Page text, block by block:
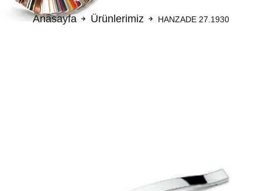
Anasayfa Ürünlerimiz HANZADE 27.1930